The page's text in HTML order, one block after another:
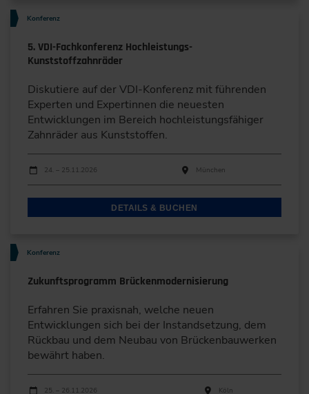
Konferenz
5. VDI-Fachkonferenz Hochleistungs-
Kunststoffzahnräder
Diskutiere auf der VDI-Konferenz mit führenden
Experten und Expertinnen die neuesten
Entwicklungen im Bereich hochleistungsfähiger
Zahnräder aus Kunststoffen.
Durchführungen
Veranstaltungsdatum
24. – 25.11.2026 München
DETAILS & BUCHEN
Konferenz
Zukunftsprogramm Brückenmodernisierung
Erfahren Sie praxisnah, welche neuen
Entwicklungen sich bei der Instandsetzung, dem
Rückbau und dem Neubau von Brückenbauwerken
bewährt haben.
Durchführungen
Veranstaltungsdatum
25. – 26.11.2026 Köln